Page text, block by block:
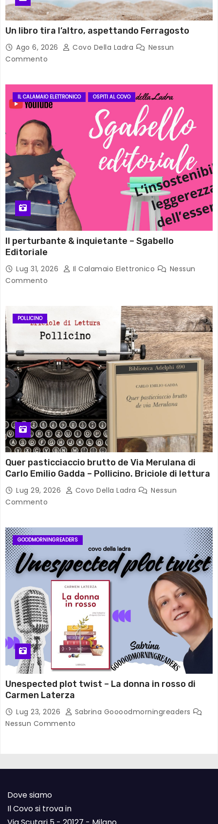
Un libro tira l’altro, aspettando Ferragosto
Ago 6, 2026 Covo Della Ladra
Nessun
Commento
IL CALAMAIO ELETTRONICO OSPITI AL COVO
Il perturbante & inquietante – Sgabello
Editoriale
Lug 31, 2026 Il Calamaio Elettronico
Nessun
Commento
POLLICINO
Quer pasticciaccio brutto de Via Merulana di
Carlo Emilio Gadda – Pollicino. Briciole di lettura
Lug 29, 2026 Covo Della Ladra
Nessun
Commento
GOODMORNINGREADERS
Unespected plot twist – La donna in rosso di
Carmen Laterza
Lug 23, 2026
Sabrina Goooodmorningreaders
Nessun Commento
Dove siamo
Il Covo si trova in